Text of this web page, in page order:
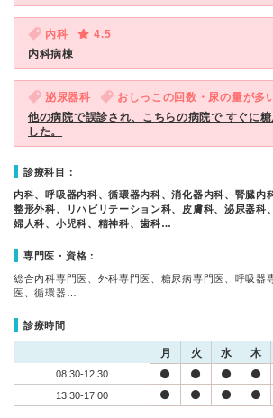
内科
4.5
内科病棟
泌尿器科 おしっこの回数・尿の量が多
他の病院で誤診され、こちらの病院で すぐに
した。
診療科目：
内科、呼吸器内科、循環器内科、消化器内科、腎臓内
整形外科、リハビリテーション科、皮膚科、泌尿器科
婦人科、小児科、精神科、歯科…
専門医・資格：
総合内科専門医、外科専門医、糖尿病専門医、呼吸器
医、循環器…
診療時間
月 火 水 木
08:30-12:30
13:30-17:00